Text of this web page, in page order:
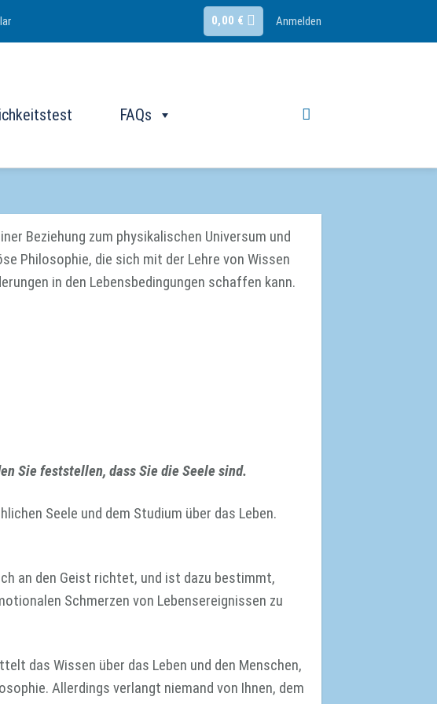
0,00 € Anmelden
FAQs
Beziehung zum physikalischen Universum und
Philosophie, die sich mit der Lehre von Wissen
in den Lebensbedingungen schaffen kann.
Sie feststellen, dass Sie die Seele sind.
Seele und dem Studium über das Leben.
an den Geist richtet, und ist dazu bestimmt,
Schmerzen von Lebensereignissen zu
das Wissen über das Leben und den Menschen,
Allerdings verlangt niemand von Ihnen, dem